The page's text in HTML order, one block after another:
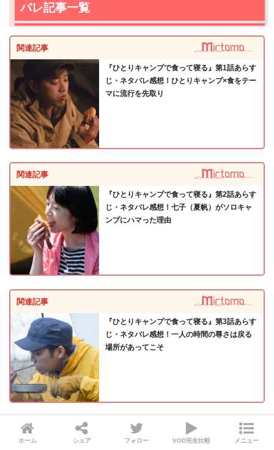
バレ記事一覧
関連記事
『ひとりキャンプで食って寝る』第1話あらす
じ・ネタバレ感想！ひとりキャンプ×食をテー
マに流行を先取り
関連記事
『ひとりキャンプで食って寝る』第2話あらす
じ・ネタバレ感想！七子（夏帆）がソロキャ
ンプにハマった理由
関連記事
『ひとりキャンプで食って寝る』第3話あらす
じ・ネタバレ感想！一人の時間の尊さは戻る
場所があってこそ
関連記事
ホーム シェア フォロー VOD完全比較 メニュー